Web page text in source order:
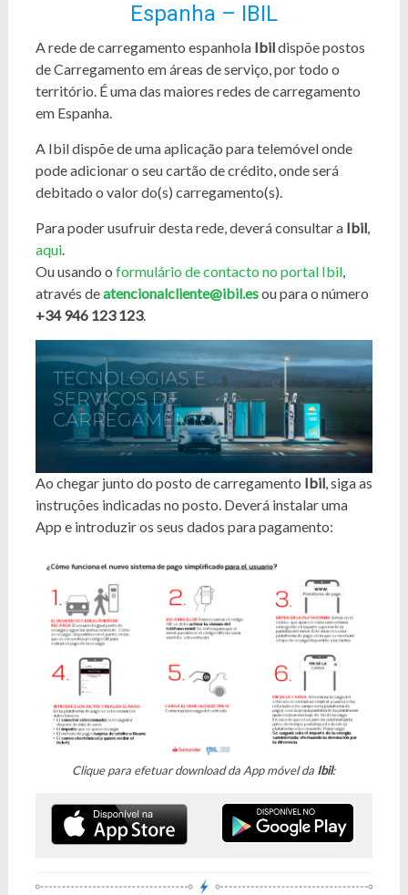
Espanha – IBIL
A rede de carregamento espanhola Ibildispõe postos
de Carregamento em áreas de serviço, por todo o
território. É uma das maiores redes de carregamento
em Espanha.
A Ibil dispõe de uma aplicação para telemóvel onde
pode adicionar o seu cartão de crédito, onde será
debitado o valor do(s) carregamento(s).
Para poder usufruir desta rede, deverá consultar a Ibil,
aqui.
Ou usando o formulário de contacto no portal Ibil,
através deatencionalcliente@ibil.esou para o número
+34 946 123 123.
Ao chegar junto do posto de carregamento Ibil, siga as
instruções indicadas no posto. Deverá instalar uma
App e introduzir os seus dados para pagamento:
Clique para efetuar download da App móvel da Ibil: